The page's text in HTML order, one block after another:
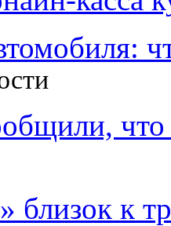
что
к